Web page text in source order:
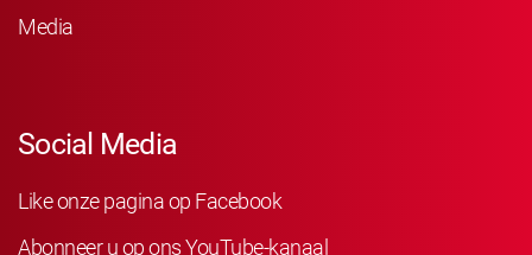
Media
Social Media
Like onze pagina op Facebook
Abonneer u op ons YouTube-kanaal